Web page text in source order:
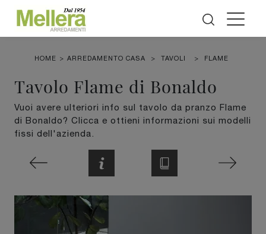
HOME > ARREDAMENTO CASA > TAVOLI > FLAME
Tavolo Flame di Bonaldo
Vuoi avere ulteriori info sul tavolo da pranzo Flame
di Bonaldo? Clicca e ottieni informazioni sui modelli
fissi dell'azienda.